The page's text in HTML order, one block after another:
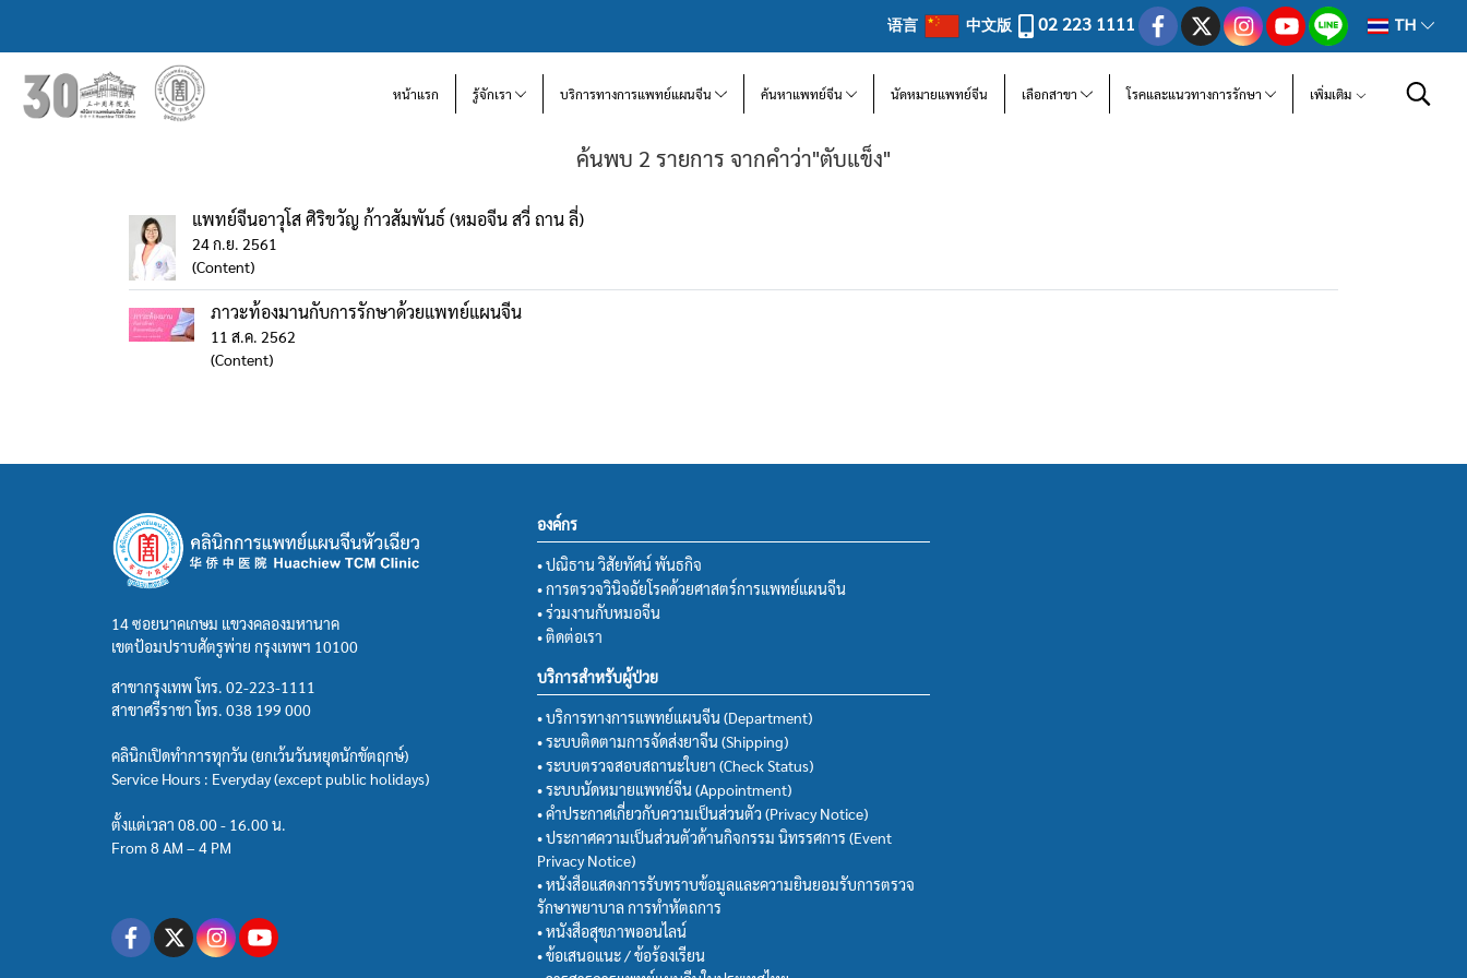
语言 中文版 02 223 1111 TH
หน้าแรก รู้จักเรา บริการทางการแพทย์แผนจีน ค้นหาแพทย์จีน นัดหมายแพทย์จีน เลือกสาขา โรคและแนวทางการรักษา เพิ่มเติม
ค้นพบ 2 รายการ จากคำว่า"ตับแข็ง"
แพทย์จีนอาวุโส ศิริขวัญ ก้าวสัมพันธ์ (หมอจีน สวี่ ถาน ลี่)
24 ก.ย. 2561
(Content)
ภาวะท้องมานกับการรักษาด้วยแพทย์แผนจีน
11 ส.ค. 2562
(Content)
14 ซอยนาคเกษม แขวงคลองมหานาค
เขตป้อมปราบศัตรูพ่าย กรุงเทพฯ 10100
สาขากรุงเทพ โทร. 02-223-1111
สาขาศรีราชา โทร. 038 199 000
คลินิกเปิดทำการทุกวัน (ยกเว้นวันหยุดนักขัตฤกษ์)
Service Hours : Everyday (except public holidays)
ตั้งแต่เวลา 08.00 - 16.00 น.
From 8 AM – 4 PM
องค์กร
• ปณิธาน วิสัยทัศน์ พันธกิจ
• การตรวจวินิจฉัยโรคด้วยศาสตร์การแพทย์แผนจีน
• ร่วมงานกับหมอจีน
• ติดต่อเรา
บริการสำหรับผู้ป่วย
• บริการทางการแพทย์แผนจีน (Department)
• ระบบติดตามการจัดส่งยาจีน (Shipping)
• ระบบตรวจสอบสถานะใบยา (Check Status)
• ระบบนัดหมายแพทย์จีน (Appointment)
• คำประกาศเกี่ยวกับความเป็นส่วนตัว (Privacy Notice)
• ประกาศความเป็นส่วนตัวด้านกิจกรรม นิทรรศการ (Event
Privacy Notice)
• หนังสือแสดงการรับทราบข้อมูลและความยินยอมรับการตรวจ
รักษาพยาบาล การทำหัตถการ
• หนังสือสุขภาพออนไลน์
• ข้อเสนอแนะ / ข้อร้องเรียน